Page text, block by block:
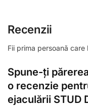
Recenzii
Fii prima persoană care
Spune-ți
o recenzie
ejaculării STUD